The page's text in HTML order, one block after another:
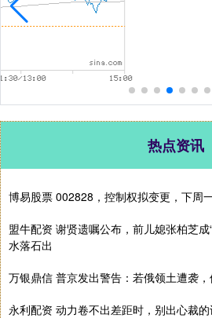
热点资讯
博易股票 002828，控制权拟变更，下周
盟牛配资 谢贤遗嘱公布，前儿媳张柏芝
水落石出
万银鼎信 普京发出警告：若俄领土遭袭
永利配资 动力卷不出差距时，别出心裁